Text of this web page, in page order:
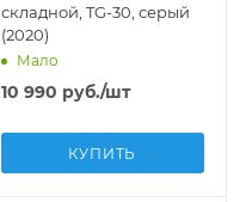
складной, TG-30, серый
(2020)
Мало
10 990 руб./шт
КУПИТЬ